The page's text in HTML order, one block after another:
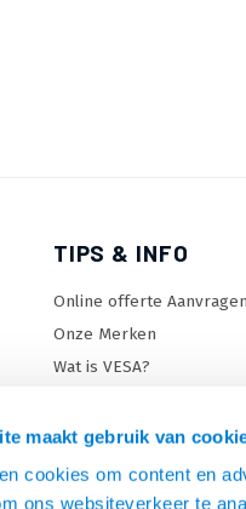
maakt gebruik van
cookies om content en
ons websiteverkeer te
TIPS & INFO
Online offerte Aanvragen
Onze Merken
Wat is VESA?
TV standaard keuzehulp
TV lift keuzehulp
Monitorarm keuzehulp